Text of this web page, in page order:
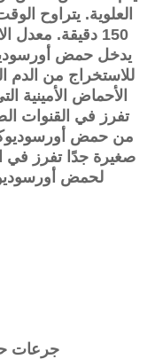
يدخل حمض
للاستخراج من الدم
الأحماض الأمينية
تفرز في القنوات
من حمض
صغيرة جدًا تفرز في
لحمض
جرعات